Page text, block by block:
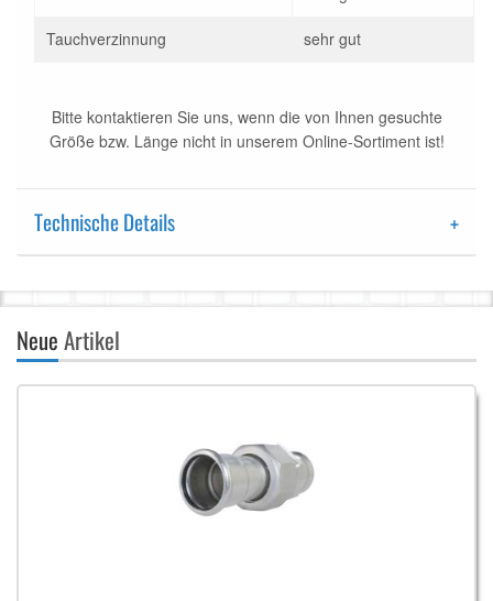
Tauchverzinnung sehr gut
Bitte kontaktieren Sie uns, wenn die von Ihnen gesuchte
Größe bzw. Länge nicht in unserem Online-Sortiment ist!
Technische Details
NeueArtikel